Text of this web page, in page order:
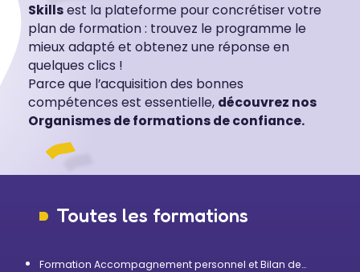
Skillsest la plateforme pour concrétiser votre
plan de formation : trouvez le programme le
mieux adapté et obtenez une réponse en
quelques clics !
Parce que l’acquisition des bonnes
compétences est essentielle, découvrez nos
Organismes de formations de confiance.
Toutes les formations
Formation Accompagnement personnel et Bilan de